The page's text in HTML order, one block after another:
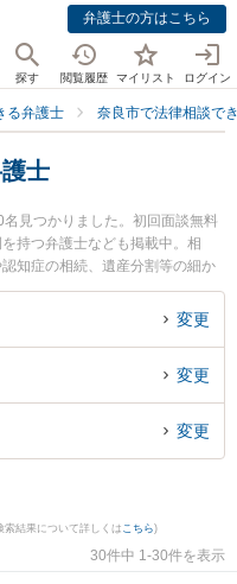
弁護士の方はこちら
探す 閲覧履歴 マイリスト ログイン
る弁護士 奈良市で法律相談で
士
見つかりました。初回面談無料
持つ弁護士なども掲載中。相
知症の相続、遺産分割等の細か
ひかり中央法律事務所の吉田 晃
士、弁護士法人ナラハ奈良法律
決の実績豊富な近くの弁護士を
相談できる奈良市内の弁護士に
おすすめです。
変更
変更
変更
索結果について詳しくは こちら)
30件中 1-30件を表示